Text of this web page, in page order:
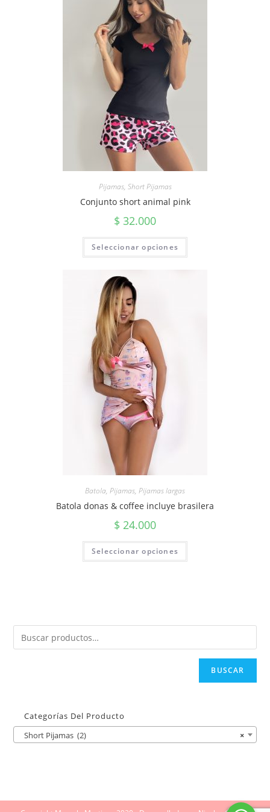
Pijamas, Short Pijamas
Conjunto short animal pink
$ 32.000
Seleccionar opciones
Batola, Pijamas, Pijamas largas
Batola donas & coffee incluye brasilera
$ 24.000
Seleccionar opciones
BUSCAR
Categorías Del Producto
×
Short Pijamas (2)